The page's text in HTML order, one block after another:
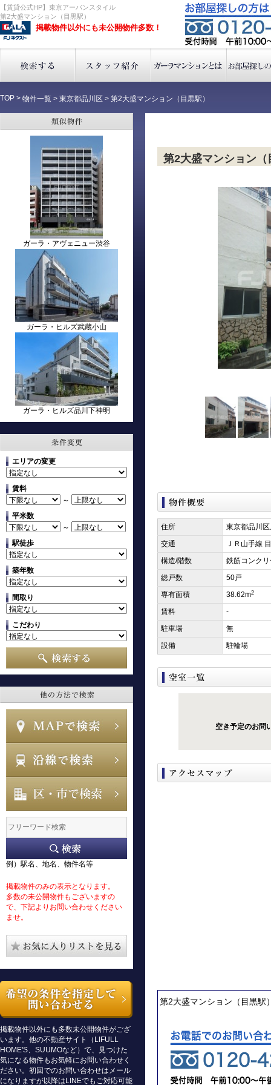
【賃貸公式HP】東京アーバンスタイル
第2大盛マンション（目黒駅）
掲載物件以外にも未公開物件多数！
TOP > 物件一覧 > 東京都品川区 > 第2大盛マンション（目黒駅）
ガーラ・アヴェニュー渋谷
ガーラ・ヒルズ武蔵小山
ガーラ・ヒルズ品川下神明
エリアの変更
賃料
～
平米数
～
駅徒歩
築年数
間取り
こだわり
例）駅名、地名、物件名等
掲載物件のみの表示となります。
多数の未公開物件もございますの
で、下記よりお問い合わせください
ませ。
掲載物件以外にも多数未公開物件がござ
います。他の不動産サイト（LIFULL
HOME'S、SUUMOなど）で、見つけた
気になる物件もお気軽にお問い合わせく
ださい。初回でのお問い合わせはメール
になりますが以降はLINEでもご対応可能
第2大盛マンション（
住所
東京都品川
交通
ＪＲ山手線
構造/階数
鉄筋コンク
総戸数
50戸
専有面積
38.62m2
賃料
-
駐車場
無
設備
駐輪場
空き予定のお問
第2大盛マンション（目黒駅